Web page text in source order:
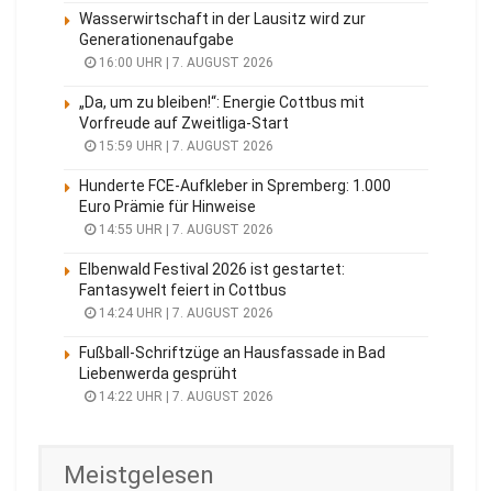
Wasserwirtschaft in der Lausitz wird zur
Generationenaufgabe
16:00 UHR | 7. AUGUST 2026
„Da, um zu bleiben!“: Energie Cottbus mit
Vorfreude auf Zweitliga-Start
15:59 UHR | 7. AUGUST 2026
Hunderte FCE-Aufkleber in Spremberg: 1.000
Euro Prämie für Hinweise
14:55 UHR | 7. AUGUST 2026
Elbenwald Festival 2026 ist gestartet:
Fantasywelt feiert in Cottbus
14:24 UHR | 7. AUGUST 2026
Fußball-Schriftzüge an Hausfassade in Bad
Liebenwerda gesprüht
14:22 UHR | 7. AUGUST 2026
Meistgelesen